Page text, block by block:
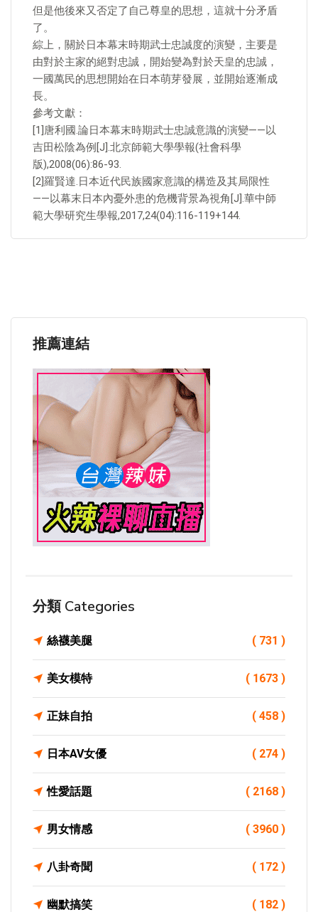
但是他後來又否定了自己尊皇的思想，這就十分矛盾
了。
綜上，關於日本幕末時期武士忠誠度的演變，主要是
由對於主家的絕對忠誠，開始變為對於天皇的忠誠，
一國萬民的思想開始在日本萌芽發展，並開始逐漸成
長。
參考文獻：
[1]唐利國.論日本幕末時期武士忠誠意識的演變——以
吉田松陰為例[J].北京師範大學學報(社會科學
版),2008(06):86-93.
[2]羅賢達.日本近代民族國家意識的構造及其局限性
——以幕末日本內憂外患的危機背景為視角[J].華中師
範大學研究生學報,2017,24(04):116-119+144.
推薦連結
分類 Categories
絲襪美腿 ( 731 )
美女模特 ( 1673 )
正妹自拍 ( 458 )
日本AV女優 ( 274 )
性愛話題 ( 2168 )
男女情感 ( 3960 )
八卦奇聞 ( 172 )
幽默搞笑 ( 182 )